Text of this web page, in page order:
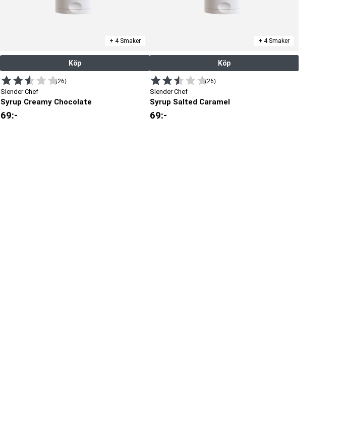
+ 4 Smaker
Köp
(26)
Slender Chef
Syrup Creamy Chocolate
69:-
+ 4 Smaker
Köp
(26)
Slender Chef
Syrup Salted Caramel
69:-